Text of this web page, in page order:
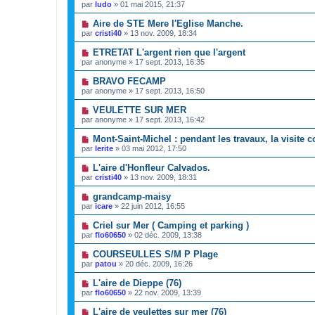
par ludo » 01 mai 2015, 21:37
Aire de STE Mere l'Eglise Manche.
par cristi40 » 13 nov. 2009, 18:34
ETRETAT L'argent rien que l'argent
par anonyme » 17 sept. 2013, 16:35
BRAVO FECAMP
par anonyme » 17 sept. 2013, 16:50
VEULETTE SUR MER
par anonyme » 17 sept. 2013, 16:42
Mont-Saint-Michel : pendant les travaux, la visite
par lerite » 03 mai 2012, 17:50
L'aire d'Honfleur Calvados.
par cristi40 » 13 nov. 2009, 18:31
grandcamp-maisy
par icare » 22 juin 2012, 16:55
Criel sur Mer ( Camping et parking )
par flo60650 » 02 déc. 2009, 13:38
COURSEULLES S/M P Plage
par patou » 20 déc. 2009, 16:26
L'aire de Dieppe (76)
par flo60650 » 22 nov. 2009, 13:39
L'aire de veulettes sur mer (76)